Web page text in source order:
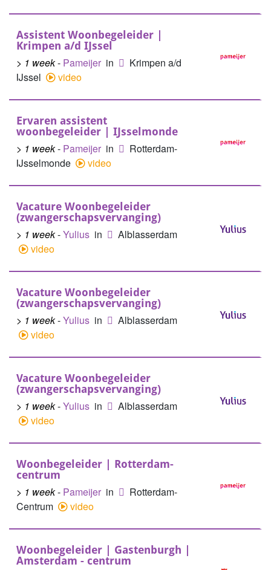
Assistent Woonbegeleider |
Krimpen a/d IJssel
> 1 week- Pameijer in
Krimpen a/d
IJssel
video
Ervaren assistent
woonbegeleider | IJsselmonde
> 1 week- Pameijer in
Rotterdam-
IJsselmonde
video
Vacature Woonbegeleider
(zwangerschapsvervanging)
> 1 week-Yulius in
Alblasserdam
video
Vacature Woonbegeleider
(zwangerschapsvervanging)
> 1 week-Yulius in
Alblasserdam
video
Vacature Woonbegeleider
(zwangerschapsvervanging)
> 1 week-Yulius in
Alblasserdam
video
Woonbegeleider | Rotterdam-
centrum
> 1 week- Pameijer in
Rotterdam-
Centrum
video
Woonbegeleider | Gastenburgh |
Amsterdam - centrum